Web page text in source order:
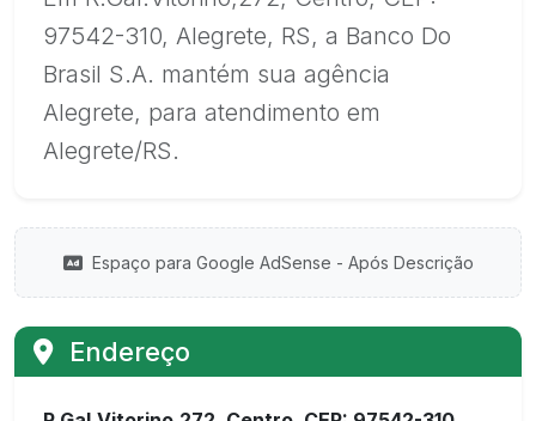
97542-310, Alegrete, RS, a Banco Do
Brasil S.A. mantém sua agência
Alegrete, para atendimento em
Alegrete/RS.
Espaço para Google AdSense - Após Descrição
Endereço